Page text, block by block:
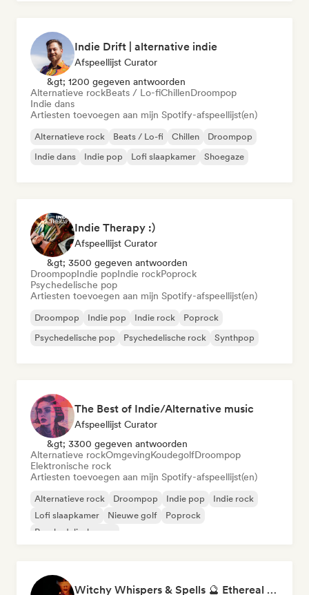
Indie Drift | alternative indie
Afspeellijst Curator
&gt; 1200 gegeven antwoorden
Alternatieve rockBeats / Lo-fiChillenDroompop
Indie dans
Artiesten toevoegen aan mijn Spotify-afspeellijst(en)
Alternatieve rock Beats / Lo-fi Chillen
Droompop
Indie dans
Indie pop Lofi slaapkamer Shoegaze
Indie Therapy :)
Afspeellijst Curator
&gt; 3500 gegeven antwoorden
DroompopIndie popIndie rockPoprock
Psychedelische pop
Artiesten toevoegen aan mijn Spotify-afspeellijst(en)
Droompop Indie pop Indie rock
Poprock
Psychedelische pop
Psychedelische rock Synthpop
The Best of Indie/Alternative music
Afspeellijst Curator
&gt; 3300 gegeven antwoorden
Alternatieve rockOmgevingKoudegolfDroompop
Elektronische rock
Artiesten toevoegen aan mijn Spotify-afspeellijst(en)
Alternatieve rock Droompop Indie pop
Indie rock
Lofi slaapkamer
Nieuwe golf
Poprock
Psychedelische pop
Witchy Whispers & Spells 🔮 Ethereal Art Pop & Dream Pop